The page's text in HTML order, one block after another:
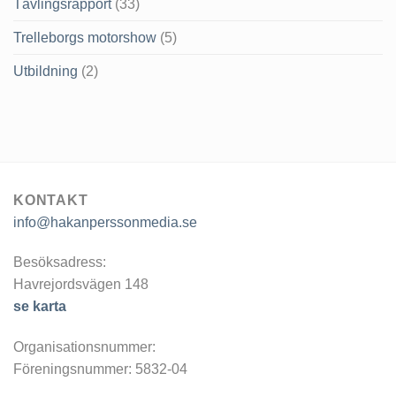
Tävlingsrapport(33)
Trelleborgs motorshow (5)
Utbildning (2)
KONTAKT
info@hakanperssonmedia.se
Besöksadress:
Havrejordsvägen 148
se karta
Organisationsnummer:
Föreningsnummer: 5832-04